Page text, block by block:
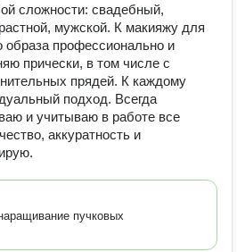
сложности: свадебный,
мужской. К макияжу для
образа профессионально и
прически, в том числе с
прядей. К каждому
подход. Всегда
и учитываю в работе все
аккуратность и
пучковых